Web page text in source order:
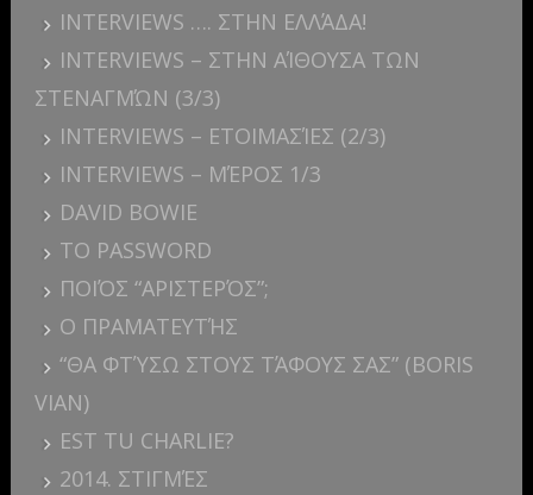
INTERVIEWS …. ΣΤΗΝ ΕΛΛΆΔΑ!
INTERVIEWS – ΣΤΗΝ ΑΊΘΟΥΣΑ ΤΩΝ
ΣΤΕΝΑΓΜΏΝ (3/3)
INTERVIEWS – ΕΤΟΙΜΑΣΊΕΣ (2/3)
INTERVIEWS – ΜΈΡΟΣ 1/3
DAVID BOWIE
ΤΟ PASSWORD
ΠΟΙΌΣ “ΑΡΙΣΤΕΡΌΣ”;
Ο ΠΡΑΜΑΤΕΥΤΉΣ
“ΘΑ ΦΤΎΣΩ ΣΤΟΥΣ ΤΆΦΟΥΣ ΣΑΣ” (BORIS
VIAN)
EST TU CHARLIE?
2014. ΣΤΙΓΜΈΣ